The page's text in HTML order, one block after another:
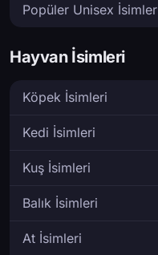
Popüler Unisex İsimler
Hayvan İsimleri
Köpek İsimleri
Kedi İsimleri
Kuş İsimleri
Balık İsimleri
At İsimleri